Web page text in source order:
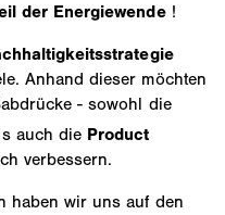
der Energiewende !
Anhand dieser möchten
- sowohl die
auch die Product
verbessern.
haben wir uns auf den